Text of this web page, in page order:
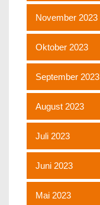
November 2023
Oktober 2023
September 2023
August 2023
Juli 2023
Juni 2023
Mai 2023